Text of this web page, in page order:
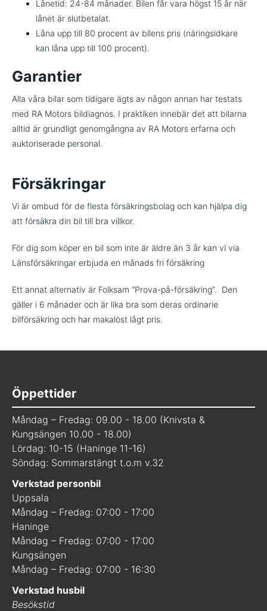
Lånetid: 24-84 månader. Bilen får vara högst 15 år när
lånet är slutbetalat.
Låna upp till 80 procent av bilens pris (näringsidkare
kan låna upp till 100 procent).
Garantier
Alla våra bilar som tidigare ägts av någon annan har testats
med RA Motors bildiagnos. I praktiken innebär det att bilarna
alltid är grundligt genomgångna av RA Motors erfarna och
auktoriserade personal.
Försäkringar
Vi är ombud för de flesta försäkringsbolag och kan hjälpa dig
att försäkra din bil till bra villkor.
För dig som köper en bil som inte är äldre än 3 år kan vi via
Länsförsäkringar erbjuda en månads fri försäkring
Ett annat alternativ är Folksam “Prova-på-försäkring”. Den
gäller i 6 månader och är lika bra som deras ordinarie
bilförsäkring och har makalöst lågt pris.
Öppettider
Måndag – Fredag: 09.00 - 18.00 (Knivsta &
Kungsängen 10.00 - 18.00)
Lördag: 10-15 (Haninge 11-16)
Söndag: Sommarstängt t.o.m v.32
Verkstad personbil
Uppsala
Måndag – Fredag: 07:00 - 17:00
Haninge
Måndag – Fredag: 07:00 - 17:00
Kungsängen
Måndag – Fredag: 07:00 - 16:30
Verkstad husbil
Besökstid